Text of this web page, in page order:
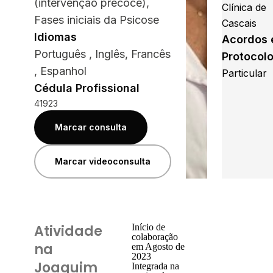
(intervenção precoce),
Fases iniciais da Psicose
Idiomas
Português , Inglês, Francês
, Espanhol
Cédula Profissional
41923
Marcar consulta
Marcar videoconsulta
Clínica de
Cascais
Acordos
Particular
Atividade
na
Joaquim
Início de
colaboração
em Agosto de
2023
Integrada na